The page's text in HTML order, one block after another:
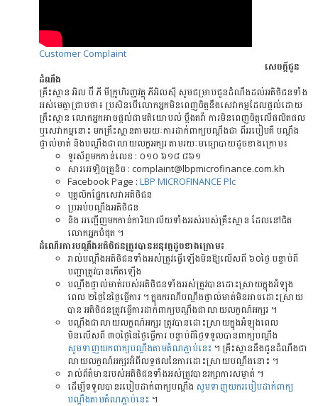
Customer Complaint
សេចក្ដីជូន
ដំណឹង
គ្រឹះស្ថាន អិល ប៊ី ភី មីក្រូហិរញ្ញវត្ថុ ភីអិលស៊ី សូមជម្រាបជូនដំណឹងដល់អតិថិជនទាំង
អស់មេត្តាជា្របថា៖ ប្រសិនបើ​លោក​អ្នក​មិន​ពេញចិត្ត​នឹង​សេវាកម្ម​ដែល​ផ្តល់ដោយ
គ្រឹះស្ថាន លោកអ្នកអាចផ្តល់ជាមតិយោបល់ ប្តឹងតវ៉ា ការមិនពេញចិត្តលើផលិតផល
ឬសេវាកម្មនោះ មកគ្រឹះស្ថានតាមរយៈការដាក់ពាក្យបណ្ដឹងជា ពីររបៀបគឺ បណ្តឹង
ផ្ទាល់មាត់ និងបណ្ដឹងជាលាយលក្ខអក្សរ តាមរយៈមធ្យោ​​​​​​​​​បាយដូចខាងក្រោម៖
ទូរស័ព្ទមកកាន់លេខ : ០១០​ ៦១៨ ៨៦១
សារអេឡិចត្រូនិច : complaint@lbpmicrofinance.com.kh
Facebook Page : LBP MICROFINANCE Plc
បុគ្គលិកផ្នែកសេវាអតិថិជន
ប្រអប់បណ្ដឹងអតិថិជន
និង អញ្ជើញមកកាន់ការិយាល័យទាំងអស់របស់គ្រឹះស្ថាន ដែលនៅជិត
លោកអ្នកបំផុត ។
ដំណើរការបណ្ដឹងអតិថិជនត្រូវបានអនុវត្តដូចខាងក្រោម៖
រាល់បណ្តឹងអតិថិជនទាំងអស់ត្រូវធ្វើឡើងមិនឱ្យលើសពី ៦០ថ្ងៃ បន្ទាប់ពី
បញ្ហាត្រូវបានកើតឡើង
បណ្តឹងផ្ទាល់មាត់របស់អតិថិជនទាំងអស់ត្រូវបានដោះស្រាយក្នុងអំឡុង
ពេល ២ថ្ងៃនៃថ្ងៃធ្វើការ ។ ក្នុងករណីបណ្តឹងផ្ទាល់មាត់មិនអាចដោះស្រាយ
បាន អតិថិជនត្រូវធ្វើការដាក់ពាក្យបណ្តឹងជាលាយលក្ខណ៍អក្សរ ។
បណ្តឹងជាលាយលក្ខណ៍អក្សរ ត្រូវបានដោះស្រាយក្នុងអំឡុងពេល
មិនលើសពី ៣០ថ្ងៃនៃថ្ងៃធ្វើការ បន្ទាប់ពីថ្ងៃទទួលបានពាក្យបណ្តឹង
សូមទាញយកពាក្យបណ្ដឹងតាមតំណភ្ជាប់នេះ ។ គ្រឹះស្ថាននឹងជូនដំណឹងជា
លាយលក្ខណ៍អក្សរអំពីលទ្ធផលនៃការដោះស្រាយបណ្ដឹងនោះ ។
រាល់ព័ត៌មានរបស់អតិថិជនទាំងអស់ត្រូវបានរក្សាការសម្ងាត់ ។
ដើម្បីទទួលបានរបៀបដាក់ពាក្យបណ្ដឹង សូមទាញយករបៀបដាក់ពាក្យ
បណ្ដឹងតាមតំណភ្ជាប់នេះ ។